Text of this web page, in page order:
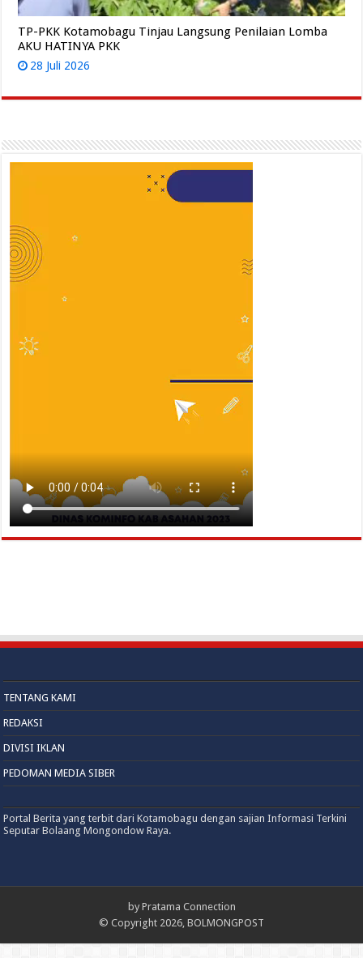
TP-PKK Kotamobagu Tinjau Langsung Penilaian Lomba
AKU HATINYA PKK
28 Juli 2026
TENTANG KAMI
REDAKSI
DIVISI IKLAN
PEDOMAN MEDIA SIBER
Portal Berita yang terbit dari Kotamobagu dengan sajian Informasi Terkini
Seputar Bolaang Mongondow Raya.
by Pratama Connection
© Copyright 2026, BOLMONGPOST